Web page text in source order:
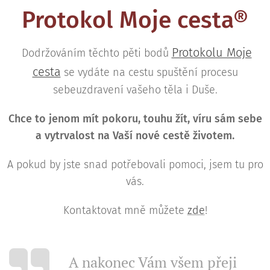
Protokol Moje cesta®
Dodržováním těchto pěti bodů Protokolu Moje
cesta se vydáte na cestu spuštění procesu
sebeuzdravení vašeho těla i Duše.
Chce to jenom mít pokoru, touhu žít, víru sám sebe
a vytrvalost na Vaší nové cestě životem.
A pokud by jste snad potřebovali pomoci, jsem tu pro
vás.
Kontaktovat mně můžete zde!
A nakonec Vám všem přeji